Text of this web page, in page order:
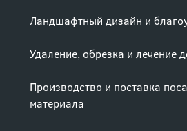
Ландшафтный дизайн и
Удаление, обрезка и лечение
Производство и поставка
материала